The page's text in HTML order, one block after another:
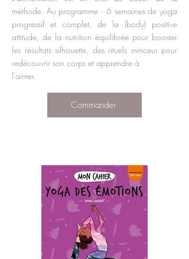
méthode. Au programme : 6 semaines de yoga
progressif et complet, de la (body) positive
attitude, de la nutrition équilibrée pour booster
les résultats silhouette, des rituels minceur pour
redécouvrir son corps et apprendre à
l'aimer.
Commander